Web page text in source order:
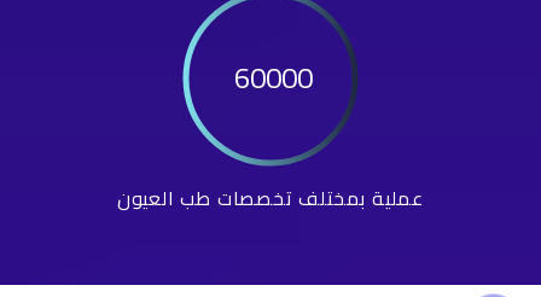
60000
عملية بمختلف تخصصات طب العيون